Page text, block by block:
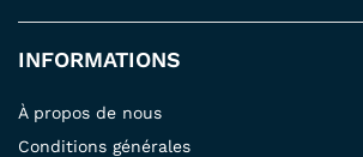
INFORMATIONS
À propos de nous
Conditions générales